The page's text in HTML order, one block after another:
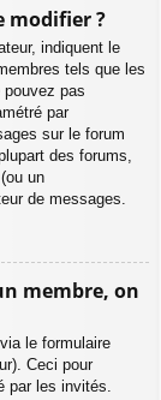
modifier ?
indiquent le
tels que les
pas
par
sur le forum
des forums,
un
de messages.
membre, on
le formulaire
Ceci pour
par les invités.